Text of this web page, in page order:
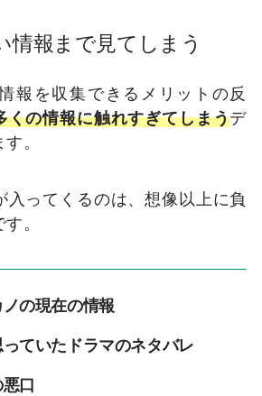
情報まで見てしまう
報を収集できるメリットの反
くの情報に触れすぎてしまうデ
。
入ってくるのは、想像以上に負
。
の現在の情報
ていたドラマのネタバレ
口